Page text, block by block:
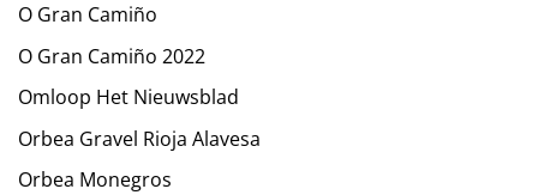
O Gran Camiño
O Gran Camiño 2022
Omloop Het Nieuwsblad
Orbea Gravel Rioja Alavesa
Orbea Monegros